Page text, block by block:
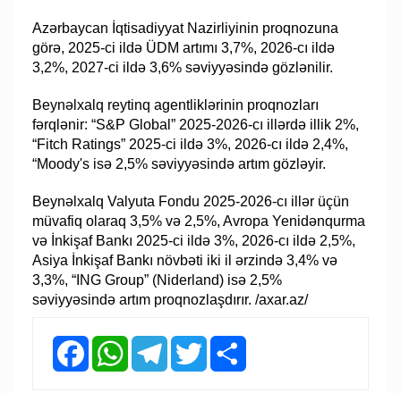
Azərbaycan İqtisadiyyat Nazirliyinin proqnozuna
görə, 2025-ci ildə ÜDM artımı 3,7%, 2026-cı ildə
3,2%, 2027-ci ildə 3,6% səviyyəsində gözlənilir.
Beynəlxalq reytinq agentliklərinin proqnozları
fərqlənir: “S&P Global” 2025-2026-cı illərdə illik 2%,
“Fitch Ratings” 2025-ci ildə 3%, 2026-cı ildə 2,4%,
“Moody's isə 2,5% səviyyəsində artım gözləyir.
Beynəlxalq Valyuta Fondu 2025-2026-cı illər üçün
müvafiq olaraq 3,5% və 2,5%, Avropa Yenidənqurma
və İnkişaf Bankı 2025-ci ildə 3%, 2026-cı ildə 2,5%,
Asiya İnkişaf Bankı növbəti iki il ərzində 3,4% və
3,3%, “ING Group” (Niderland) isə 2,5%
səviyyəsində artım proqnozlaşdırır. /axar.az/
FacebookWhatsAppTelegramTwitter